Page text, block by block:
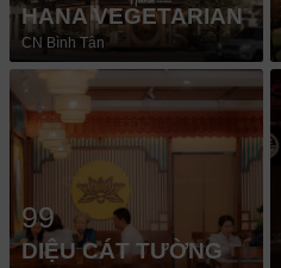
HANA VEGETARIAN
CN Bình Tân
99
DIỆU CÁT TƯỜNG